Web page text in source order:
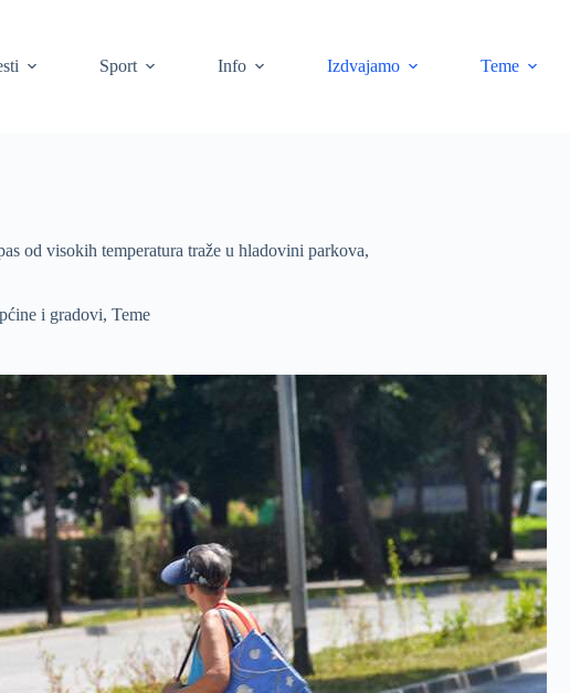
Sport Info Izdvajamo Teme
od visokih temperatura traže u hladovini parkova,
i gradovi, Teme